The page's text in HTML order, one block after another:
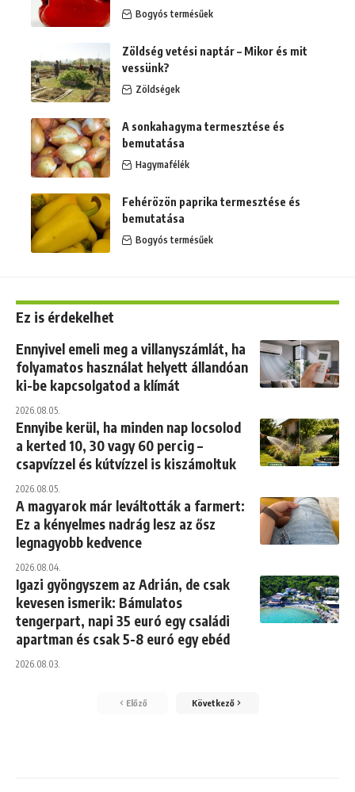
Bogyós termésűek
Zöldség vetési naptár – Mikor és mit
vessünk?
Zöldségek
A sonkahagyma termesztése és
bemutatása
Hagymafélék
Fehérözön paprika termesztése és
bemutatása
Bogyós termésűek
Ez is érdekelhet
Ennyivel emeli meg a villanyszámlát, ha
folyamatos használat helyett állandóan
ki-be kapcsolgatod a klímát
2026.08.05.
Ennyibe kerül, ha minden nap locsolod
a kerted 10, 30 vagy 60 percig –
csapvízzel és kútvízzel is kiszámoltuk
2026.08.05.
A magyarok már leváltották a farmert:
Ez a kényelmes nadrág lesz az ősz
legnagyobb kedvence
2026.08.04.
Igazi gyöngyszem az Adrián, de csak
kevesen ismerik: Bámulatos
tengerpart, napi 35 euró egy családi
apartman és csak 5-8 euró egy ebéd
2026.08.03.
Előző Következő